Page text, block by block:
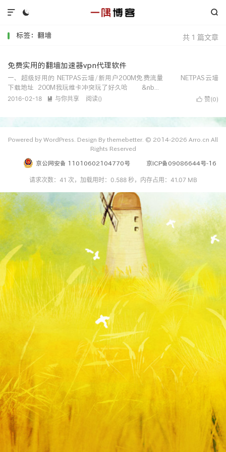
 

共 1 篇文章
标签：翻墙
免费实用的翻墙加速器vpn代理软件
一、超级好用的 NETPAS云墙/新用户200M免费流量 NETPAS云墙
下载地址 200M我玩维卡冲突玩了好久哈 &nb...
 赞(0)
2016-02-18  与你共享 阅读()
Powered by WordPress. Design By themebetter. © 2014-2026 Arro.cn All
Rights Reserved
京公网安备 11010602104770号 京ICP备09086644号-16
请求次数：41 次，加载用时：0.588 秒，内存占用：41.07 MB